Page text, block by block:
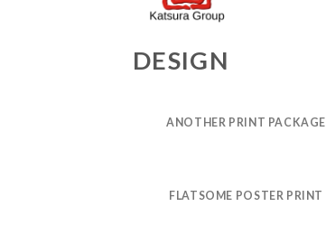
DESIGN
ANOTHER PRINT PACKAGE
FLATSOME POSTER PRINT